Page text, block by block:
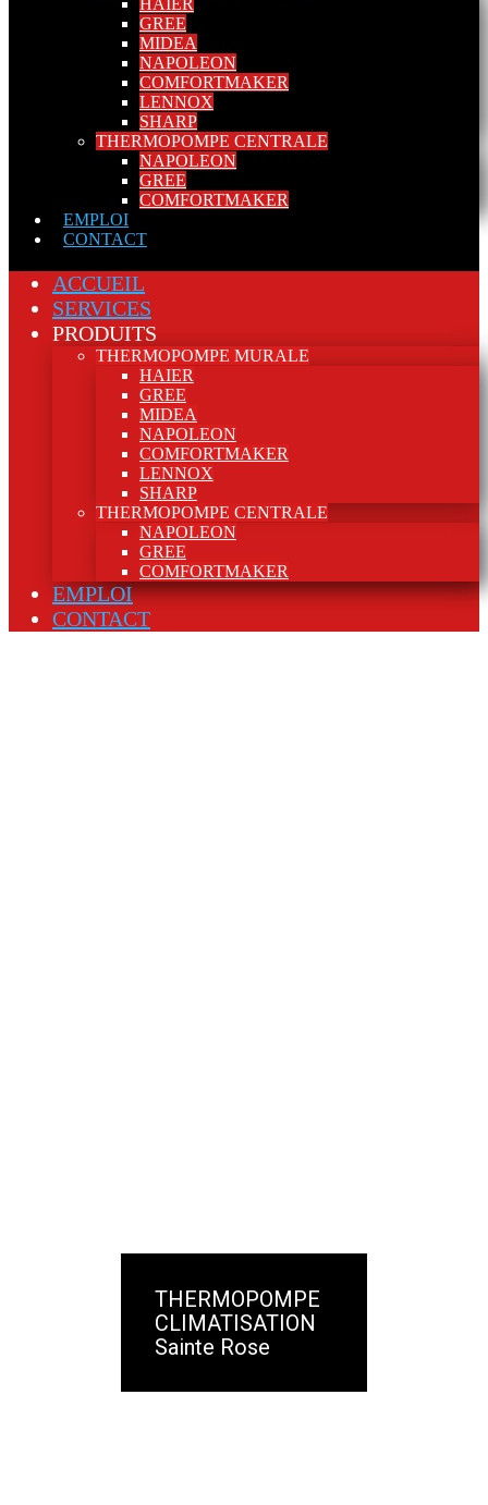
HAIER
GREE
MIDEA
NAPOLEON
COMFORTMAKER
LENNOX
SHARP
THERMOPOMPE CENTRALE
NAPOLEON
GREE
COMFORTMAKER
EMPLOI
CONTACT
ACCUEIL
SERVICES
PRODUITS
THERMOPOMPE MURALE
HAIER
GREE
MIDEA
NAPOLEON
COMFORTMAKER
LENNOX
SHARP
THERMOPOMPE CENTRALE
NAPOLEON
GREE
COMFORTMAKER
EMPLOI
CONTACT
THERMOPOMPE
CLIMATISATION
Sainte Rose